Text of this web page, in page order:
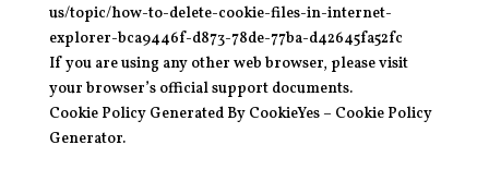
us/topic/how-to-delete-cookie-files-in-internet-
explorer-bca9446f-d873-78de-77ba-d42645fa52fc
If you are using any other web browser, please visit
your browser’s official support documents.
Cookie Policy Generated By CookieYes – Cookie Policy
Generator.